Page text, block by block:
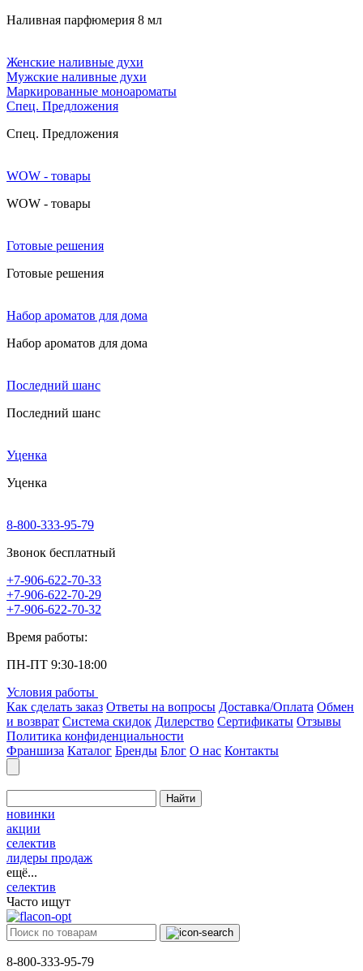
Наливная парфюмерия 8 мл
Женские наливные духи
Мужские наливные духи
Маркированные моноароматы
Cпец. Предложения
Cпец. Предложения
WOW - товары
WOW - товары
Готовые решения
Готовые решения
Набор ароматов для дома
Набор ароматов для дома
Последний шанс
Последний шанс
Уценка
Уценка
8-800-333-95-79
Звонок бесплатный
+7-906-622-70-33
+7-906-622-70-29
+7-906-622-70-32
Время работы:
ПН-ПТ 9:30-18:00
Условия работы
Как сделать заказ Ответы на вопросы Доставка/Оплата Обмен
и возврат Система скидок Дилерство Сертификаты Отзывы
Политика конфиденциальности
Франшиза Каталог Бренды Блог О нас Контакты
Найти
новинки
акции
селектив
лидеры продаж
ещё...
селектив
Часто ищут
8-800-333-95-79